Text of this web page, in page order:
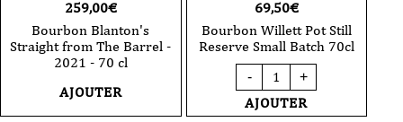
259,00€
Bourbon Blanton's
Straight from The Barrel -
2021 - 70 cl
AJOUTER
69,50€
Bourbon Willett Pot Still
Reserve Small Batch 70cl
-
quantité
de
Bourbon
Willett
+
AJOUTER